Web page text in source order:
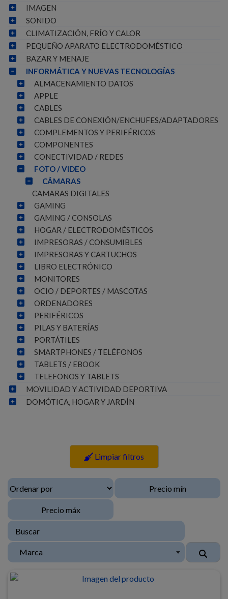
IMAGEN
SONIDO
CLIMATIZACIÓN, FRÍO Y CALOR
PEQUEÑO APARATO ELECTRODOMÉSTICO
BAZAR Y MENAJE
INFORMÁTICA Y NUEVAS TECNOLOGÍAS
ALMACENAMIENTO DATOS
APPLE
CABLES
CABLES DE CONEXIÓN/ENCHUFES/ADAPTADORES
COMPLEMENTOS Y PERIFÉRICOS
COMPONENTES
CONECTIVIDAD / REDES
FOTO / VIDEO
CÁMARAS
CAMARAS DIGITALES
GAMING
GAMING / CONSOLAS
HOGAR / ELECTRODOMÉSTICOS
IMPRESORAS / CONSUMIBLES
IMPRESORAS Y CARTUCHOS
LIBRO ELECTRÓNICO
MONITORES
OCIO / DEPORTES / MASCOTAS
ORDENADORES
PERIFÉRICOS
PILAS Y BATERÍAS
PORTÁTILES
SMARTPHONES / TELÉFONOS
TABLETS / EBOOK
TELEFONOS Y TABLETS
MOVILIDAD Y ACTIVIDAD DEPORTIVA
DOMÓTICA, HOGAR Y JARDÍN
Limpiar filtros
Marca